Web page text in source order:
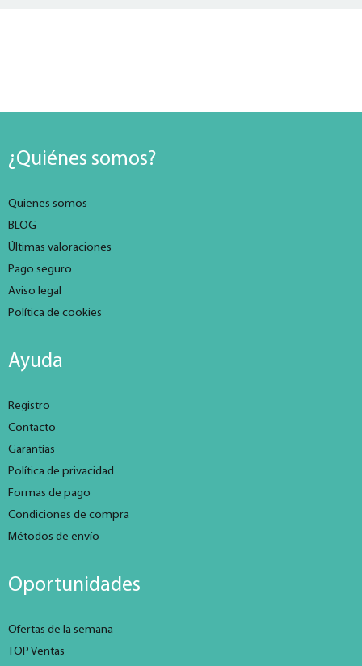
¿Quiénes somos?
Quienes somos
BLOG
Últimas valoraciones
Pago seguro
Aviso legal
Política de cookies
Ayuda
Registro
Contacto
Garantías
Política de privacidad
Formas de pago
Condiciones de compra
Métodos de envío
Oportunidades
Ofertas de la semana
TOP Ventas